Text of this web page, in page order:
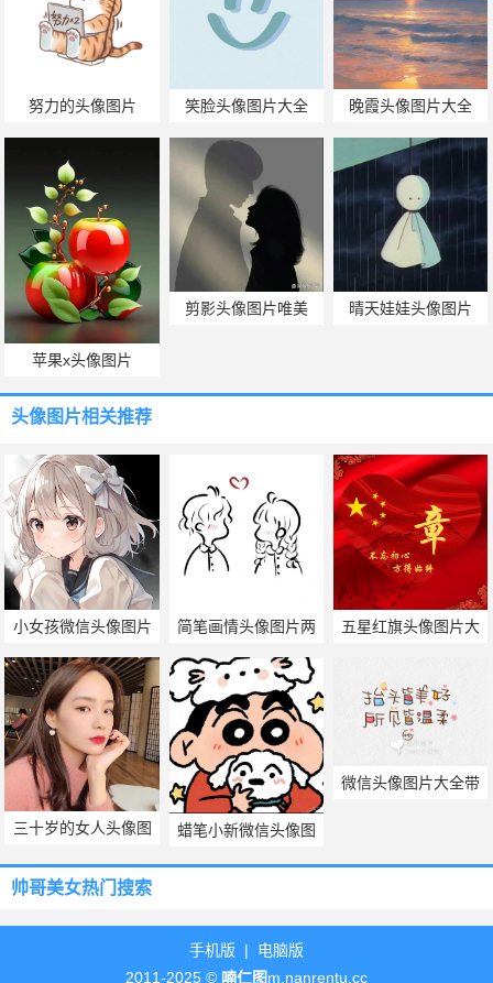
努力的头像图片 笑脸头像图片大全 晚霞头像图片大全
苹果x头像图片
剪影头像图片唯美 晴天娃娃头像图片
头像图片相关推荐
小女孩微信头像图片
萌
简笔画情头像图片两
个
五星红旗头像图片大
三十岁的女人头像图
片
蜡笔小新微信头像图
片大全
微信头像图片大全带
帅哥美女热门搜索
手机版 | 电脑版
2011-2025 © 喃仁图m.nanrentu.cc